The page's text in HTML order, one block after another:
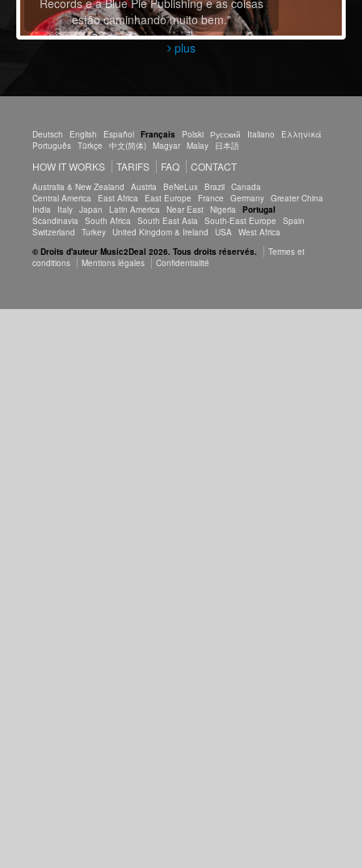
estão caminhando muito bem."
plus
Deutsch English Español Français Polski Русский Italiano
Ελληνικά
Português Türkçe 中文(简体) Magyar Malay 日本語
HOW IT WORKS TARIFS FAQ CONTACT
Australia & New Zealand Austria BeNeLux Brazil Canada
Central America
East Africa East Europe France Germany Greater China
India
Italy Japan Latin America Near East Nigeria
Portugal
Scandinavia
South Africa South East Asia South-East Europe
Spain
Switzerland
Turkey United Kingdom & Ireland USA
West Africa
© Droits d'auteur Music2Deal 2026. Tous droits réservés.
Termes et
conditions
Mentions légales Confidentialité